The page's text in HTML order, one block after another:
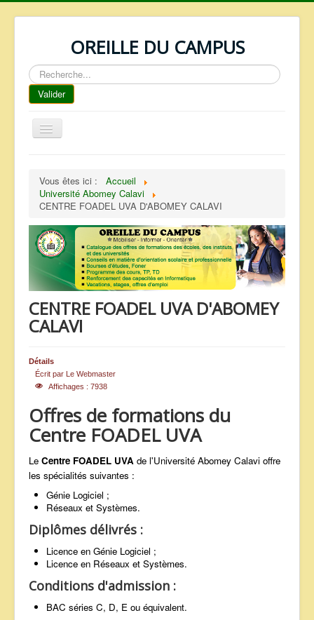
OREILLE DU CAMPUS
Rechercher
Valider
Basculer
la
REPERTOIRE
QUI SOMMES NOUS ?
NOS SERVICES
FAQ
CONTACTS
TELECHARGEMENTS
ANNONCES
Vous êtes ici :
Accueil
Université Abomey Calavi
CENTRE FOADEL UVA D'ABOMEY CALAVI
CENTRE FOADEL UVA D'ABOMEY
CALAVI
Détails
Écrit par Le Webmaster
Affichages : 7938
Offres de formations du
Centre FOADEL UVA
Le Centre FOADEL UVA de l'Université Abomey Calavi offre
les spécialités suivantes :
Génie Logiciel ;
Réseaux et Systèmes.
Diplômes délivrés :
Licence en Génie Logiciel ;
Licence en Réseaux et Systèmes.
Conditions d'admission :
BAC séries C, D, E ou équivalent.